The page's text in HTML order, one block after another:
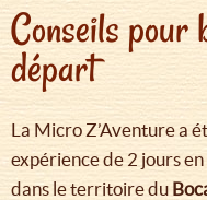
Conseils pour
départ
La Micro Z’Aventure a
expérience de 2 jours
dans le territoire du